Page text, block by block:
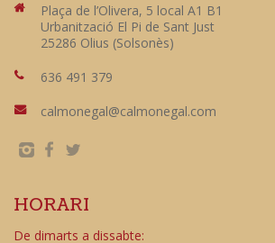
Plaça de l’Olivera, 5 local A1 B1
Urbanització El Pi de Sant Just
25286 Olius (Solsonès)
636 491 379
calmonegal@calmonegal.com
HORARI
De dimarts a dissabte: